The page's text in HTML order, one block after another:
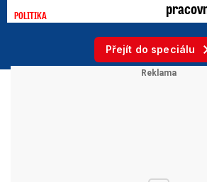
POLITIKA
Přejít do speciálu